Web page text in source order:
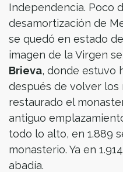
Independencia. Poco
desamortización de
se quedó en estado
imagen de la Virgen
Brieva, donde estuvo
después de volver los
restaurado el
antiguo
todo lo alto, en 1.889
monasterio. Ya en
abadía.